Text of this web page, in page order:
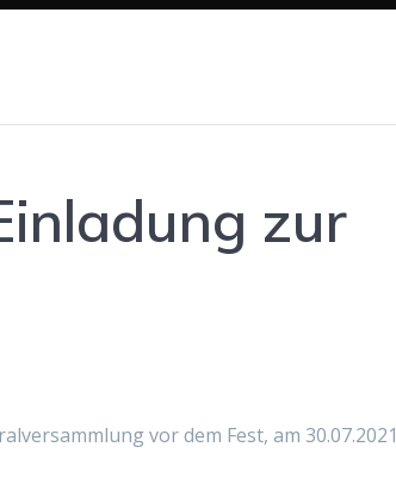
zur
vor dem Fest, am 30.07.2021